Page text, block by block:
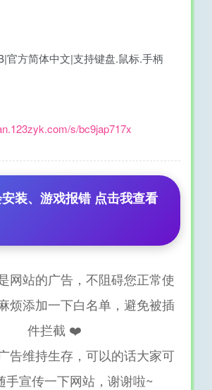
官方简体中文|支持键盘.鼠标.手柄
s/bc9jap717x
装、游戏报错 点击我查看
网站的广告，不阻碍您正常使
烦添加一下白名单，避免被插
件拦截 ❤️
告维持生存，可以的话大家可
手宣传一下网站，谢谢啦~